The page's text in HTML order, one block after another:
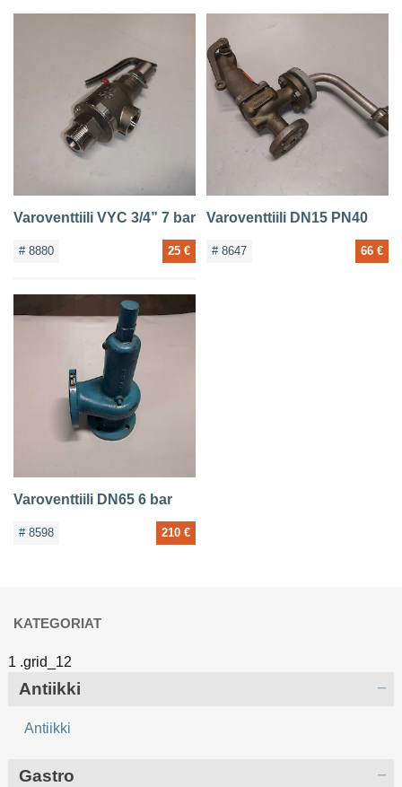
Varoventtiili VYC 3/4” 7 bar
# 8880 25 €
Varoventtiili DN15 PN40
# 8647 66 €
Varoventtiili DN65 6 bar
# 8598 210 €
KATEGORIAT
Antiikki
Antiikki
Gastro